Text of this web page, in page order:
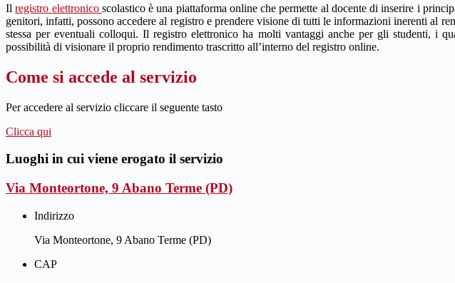
Ilregistro elettronico scolastico è una piattaforma online che permette al docente di inserire i
genitori, infatti, possono accedere al registro e prendere visione di tutti le informazioni inerenti al
stessa per eventuali colloqui. Il registro elettronico ha molti vantaggi anche per gli studenti, i
possibilità di visionare il proprio rendimento trascritto all’interno del registro online.
Come si accede al servizio
Per accedere al servizio cliccare il seguente tasto
Clicca qui
Luoghi in cui viene erogato il servizio
Via Monteortone, 9 Abano Terme (PD)
Indirizzo
Via Monteortone, 9 Abano Terme (PD)
CAP